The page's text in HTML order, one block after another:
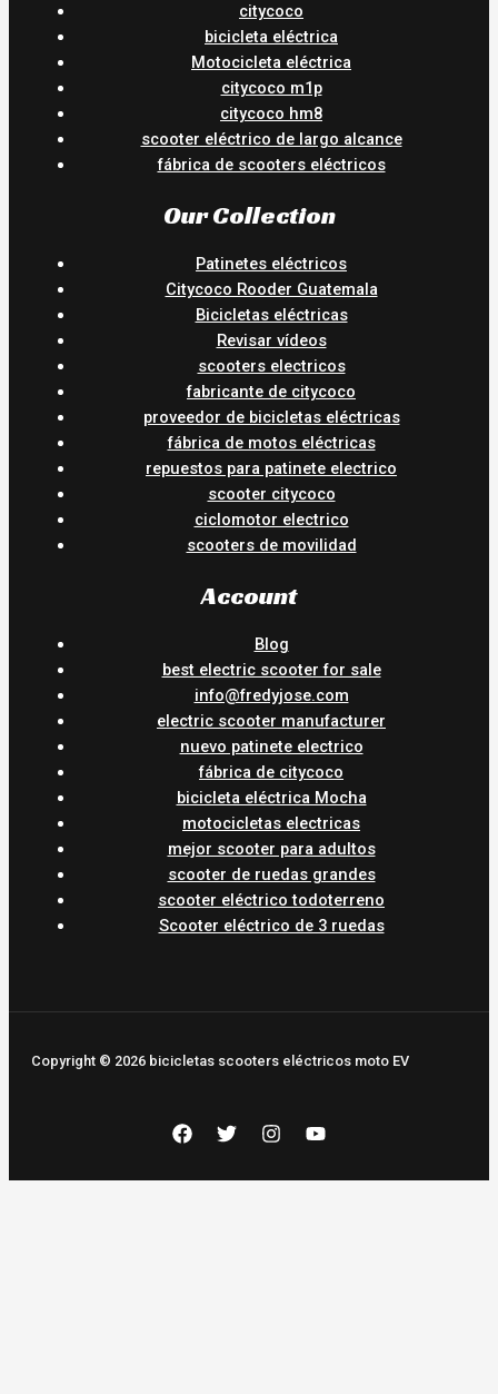
citycoco
bicicleta eléctrica
Motocicleta eléctrica
citycoco m1p
citycoco hm8
scooter eléctrico de largo alcance
fábrica de scooters eléctricos
Our Collection
Patinetes eléctricos
Citycoco Rooder Guatemala
Bicicletas eléctricas
Revisar vídeos
scooters electricos
fabricante de citycoco
proveedor de bicicletas eléctricas
fábrica de motos eléctricas
repuestos para patinete electrico
scooter citycoco
ciclomotor electrico
scooters de movilidad
Account
Blog
best electric scooter for sale
info@fredyjose.com
electric scooter manufacturer
nuevo patinete electrico
fábrica de citycoco
bicicleta eléctrica Mocha
motocicletas electricas
mejor scooter para adultos
scooter de ruedas grandes
scooter eléctrico todoterreno
Scooter eléctrico de 3 ruedas
Copyright © 2026 bicicletas scooters eléctricos moto EV